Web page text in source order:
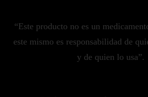
“Este producto no es un
este mismo es responsabilidad de
y de quien lo usa”.